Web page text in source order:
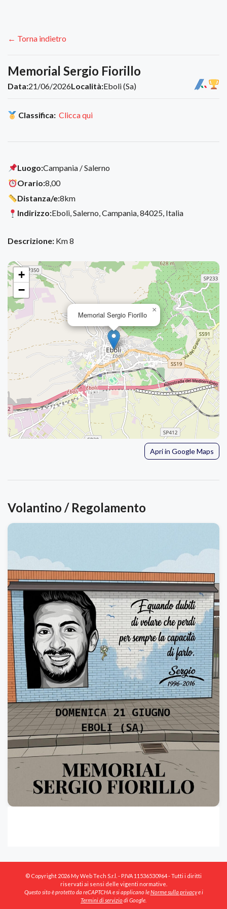
← Torna indietro
Memorial Sergio Fiorillo
Data:21/06/2026Località:Eboli (Sa)
Classifica: Clicca qui
Luogo:Campania / Salerno
Orario:8,00
Distanza/e:8km
Indirizzo:Eboli, Salerno, Campania, 84025, Italia
Descrizione: Km 8
Memorial Sergio Fiorillo
×
+
−
Apri in Google Maps
Volantino / Regolamento
© Copyright 2026 My Web Tech S.r.l. - P.IVA 11536530964 - Tutti i diritti
riservati ai sensi delle vigenti normative.
Questo sito è protetto da reCAPTCHA e si applicano leNorme sulla privacye i
Termini di serviziodi Google.